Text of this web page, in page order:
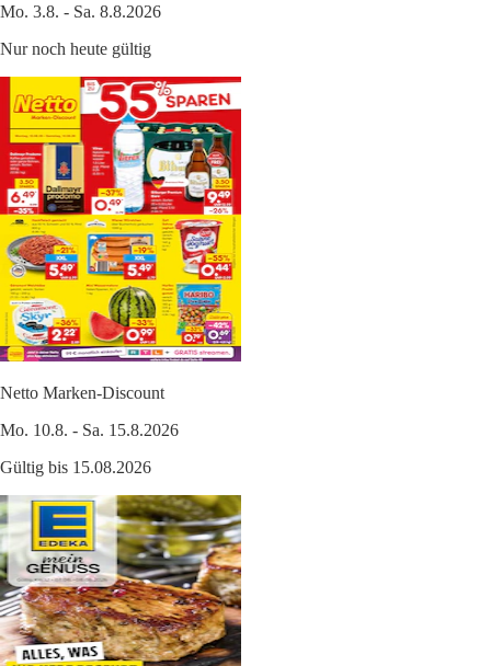
Mo. 3.8. - Sa. 8.8.2026
Nur noch heute gültig
Netto Marken-Discount
Mo. 10.8. - Sa. 15.8.2026
Gültig bis 15.08.2026